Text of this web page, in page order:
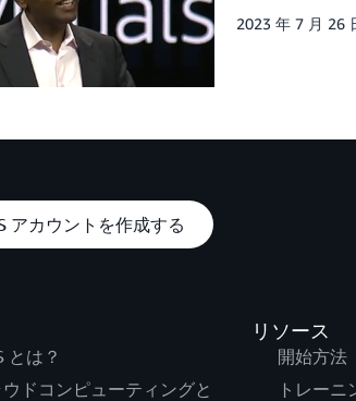
2023 年 7 月 26
アカウントを作成する
とは？
ウドコンピューティングと
リソース
開始方法
トレーニ